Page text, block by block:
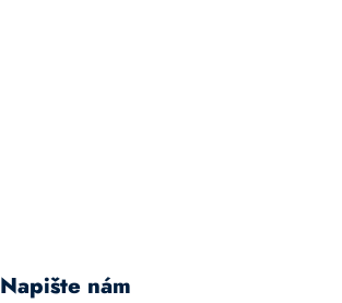
Napište nám